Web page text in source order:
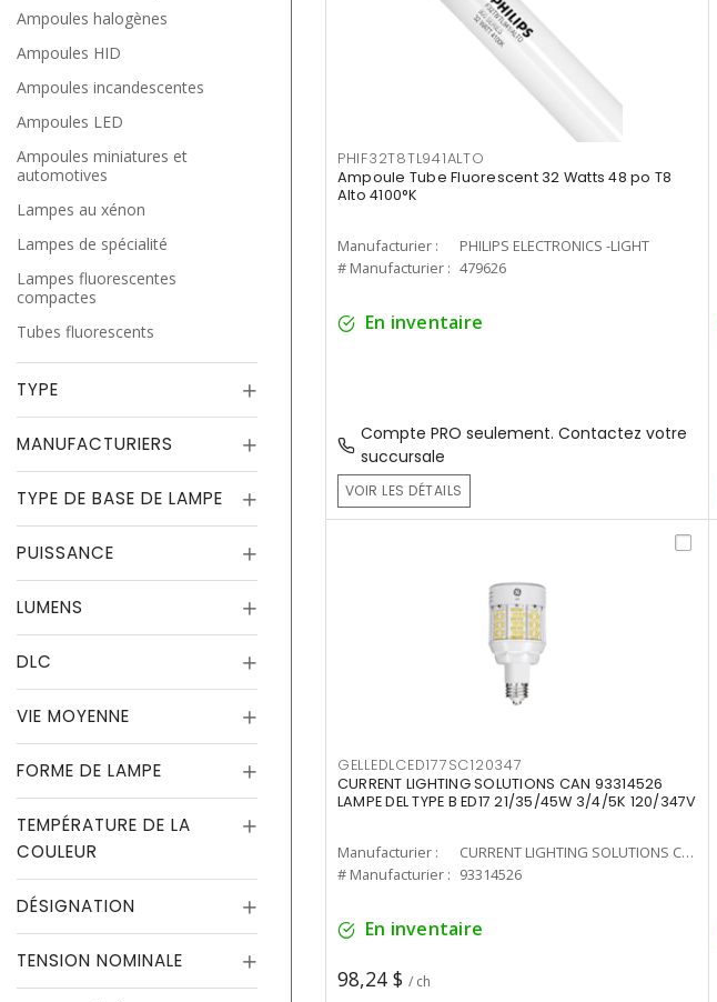
Ampoules halogènes
Ampoules HID
Ampoules incandescentes
Ampoules LED
Ampoules miniatures et
automotives
Lampes au xénon
Lampes de spécialité
Lampes fluorescentes
compactes
Tubes fluorescents
TYPE
MANUFACTURIERS
TYPE DE BASE DE LAMPE
PUISSANCE
LUMENS
DLC
VIE MOYENNE
FORME DE LAMPE
TEMPÉRATURE DE LA
COULEUR
DÉSIGNATION
TENSION NOMINALE
PHIF32T8TL941ALTO
Ampoule Tube Fluorescent 32 Watts 48 po T8
Alto 4100°K
Manufacturier :
PHILIPS ELECTRONICS -LIGHT
# Manufacturier : 479626
En inventaire
Compte PRO seulement. Contactez votre
succursale
VOIR LES DÉTAILS
GELLEDLCED177SC120347
CURRENT LIGHTING SOLUTIONS CAN 93314526
LAMPE DEL TYPE B ED17 21/35/45W 3/4/5K 120/347V
Manufacturier :
CURRENT LIGHTING SOLUTIONS CAN
# Manufacturier : 93314526
En inventaire
98,24 $ / ch